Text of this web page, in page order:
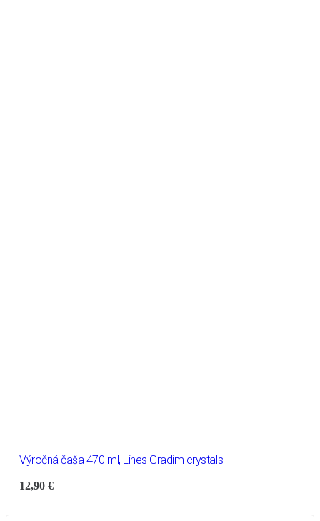
Výročná čaša 470 ml, Lines Gradim crystals
12,90€